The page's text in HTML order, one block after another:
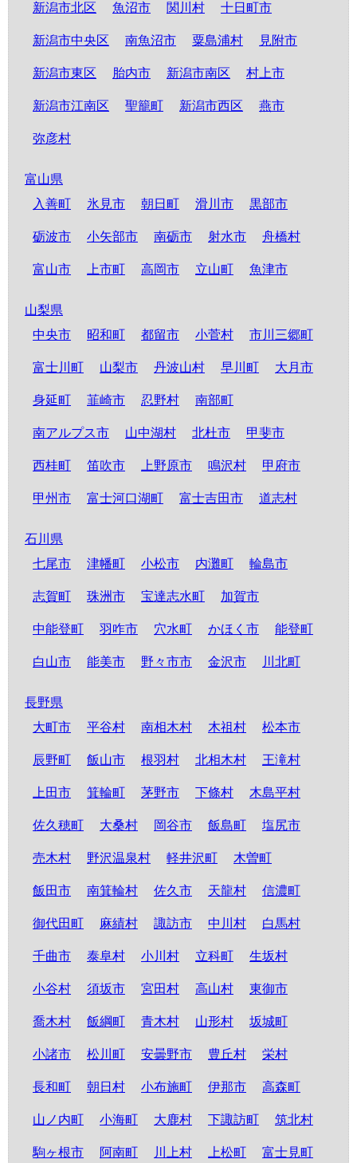
新潟市北区 魚沼市 関川村 十日町市
新潟市中央区 南魚沼市 粟島浦村 見附市
新潟市東区 胎内市 新潟市南区 村上市
新潟市江南区 聖籠町 新潟市西区 燕市
弥彦村
富山県
入善町
氷見市 朝日町 滑川市 黒部市
砺波市 小矢部市 南砺市 射水市 舟橋村
富山市 上市町 高岡市 立山町 魚津市
山梨県
中央市
昭和町 都留市 小菅村 市川三郷町
富士川町 山梨市 丹波山村 早川町 大月市
身延町 韮崎市 忍野村 南部町
南アルプス市 山中湖村 北杜市 甲斐市
西桂町 笛吹市 上野原市 鳴沢村 甲府市
甲州市 富士河口湖町 富士吉田市 道志村
石川県
七尾市
津幡町 小松市 内灘町 輪島市
志賀町 珠洲市 宝達志水町 加賀市
中能登町 羽咋市 穴水町 かほく市 能登町
白山市 能美市 野々市市 金沢市 川北町
長野県
大町市
平谷村 南相木村 木祖村 松本市
辰野町 飯山市 根羽村 北相木村 王滝村
上田市 箕輪町 茅野市 下條村 木島平村
佐久穂町 大桑村 岡谷市 飯島町 塩尻市
売木村 野沢温泉村 軽井沢町 木曽町
飯田市 南箕輪村 佐久市 天龍村 信濃町
御代田町 麻績村 諏訪市 中川村 白馬村
千曲市 泰阜村 小川村 立科町 生坂村
小谷村 須坂市 宮田村 高山村 東御市
喬木村 飯綱町 青木村 山形村 坂城町
小諸市 松川町 安曇野市 豊丘村 栄村
長和町 朝日村 小布施町 伊那市 高森町
山ノ内町 小海町 大鹿村 下諏訪町 筑北村
駒ヶ根市 阿南町 川上村 上松町 富士見町